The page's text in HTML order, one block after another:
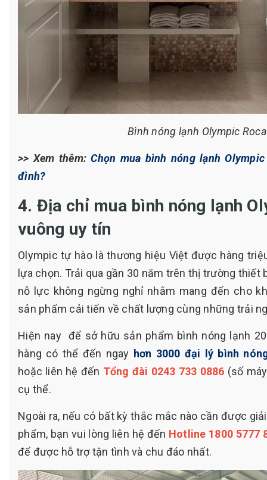
Bình nóng lạnh Olympic Roca
>> Xem thêm:Chọn mua bình nóng lạnh
đình?
4. Địa chỉ mua bình nóng lạnh
vuông uy tín
Olympic tự hào là thương hiệu Việt được hàng
lựa chọn. Trải qua gần 30 năm trên thị trường thiết
nỗ lực không ngừng nghỉ nhằm mang đến cho
sản phẩm cải tiến về chất lượng cùng những trải
Hiện nay để sở hữu sản phẩm bình nóng lạnh
hàng có thể đến ngay hơn 3000 đại lý bình
hoặc liên hệ đến Tổng đài 0243 733 0886 (số
cụ thể.
Ngoài ra, nếu có bất kỳ thắc mắc nào cần được
phẩm, bạn vui lòng liên hệ đến Hotline 1800 5777
để được hỗ trợ tận tình và chu đáo nhất.